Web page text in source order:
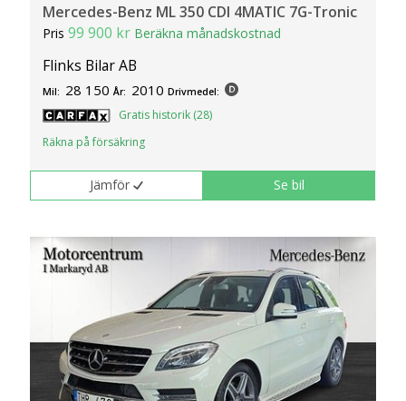
Mercedes-Benz ML 350 CDI 4MATIC 7G-Tronic
Pris99 900 kr Beräkna månadskostnad
Flinks Bilar AB
Mil: 28 150 År: 2010 Drivmedel:
Gratis historik (28)
Räkna på försäkring
Jämför Se bil